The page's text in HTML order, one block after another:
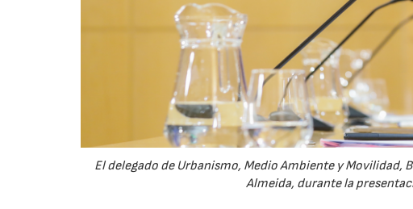
El delegado de Urbanismo, Medio Ambiente y Movilidad,
Almeida, durante la